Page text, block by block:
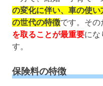
の変化に伴い、車の使い
の世代の特徴です。その
を取ることが最重要にな
す。
保険料の特徴